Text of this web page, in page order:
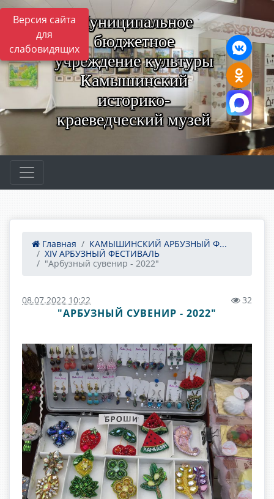
Версия сайта
для
слабовидящих
Муниципальное
бюджетное
учреждение культуры
Камышинский
историко-
краеведческий музей
Главная
КАМЫШИНСКИЙ АРБУЗНЫЙ Ф...
ХIV АРБУЗНЫЙ ФЕСТИВАЛЬ
"Арбузный сувенир - 2022"
08.07.2022 10:22 32
"АРБУЗНЫЙ СУВЕНИР - 2022"